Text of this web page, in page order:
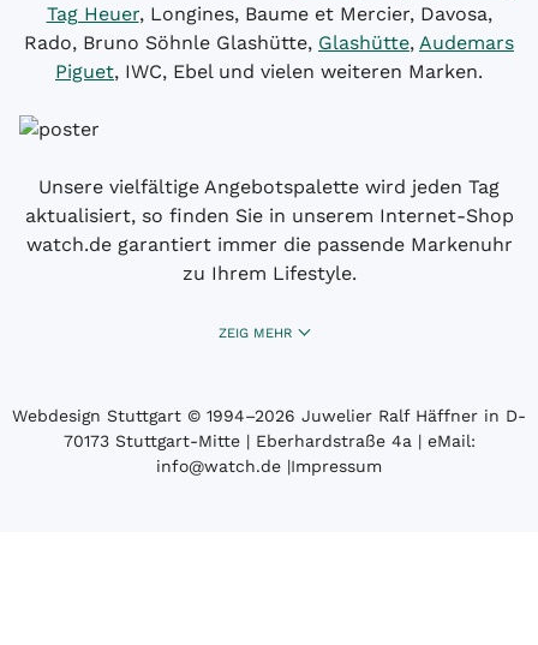
Tag Heuer, Longines, Baume et Mercier, Davosa,
Rado, Bruno Söhnle Glashütte, Glashütte, Audemars
Piguet, IWC, Ebel und vielen weiteren Marken.
Unsere vielfältige Angebotspalette wird jeden Tag
aktualisiert, so finden Sie in unserem Internet-Shop
watch.de garantiert immer die passende Markenuhr
zu Ihrem Lifestyle.
ZEIG MEHR
Webdesign Stuttgart © 1994­–2026 Juwelier Ralf Häffner in D-
70173 Stuttgart-Mitte | Eberhardstraße 4a | eMail:
info@watch.de |Impressum